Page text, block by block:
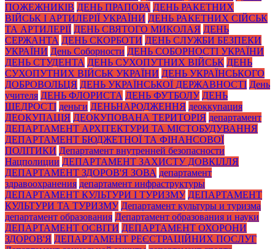
ПОЖЕЖНИКІВ ДЕНЬ ПРАПОРА ДЕНЬ РАКЕТНИХ
ВІЙСЬК І АРТИЛЕРІЇ УКРАЇНИ ДЕНЬ РАКЕТНИХ СІЙСЬК
ТА АРТИЛЕРІЇ ДЕНЬ СВЯТОГО МИКОЛАЯ ДЕНЬ
СЕРЖАНТА ДЕНЬ СКОРБОТИ ДЕНЬ СЛУЖБИ БЕЗПЕКИ
УКРАЇНИ День Соборности ДЕНЬ СОБОРНОСТІ УКРАЇНИ
ДЕНЬ СТУДЕНТА ДЕНЬ СУХОПУТНИХ ВІЙСЬК ДЕНЬ
СУХОПУТНИХ ВІЙСЬК УКРАЇНИ ДЕНЬ УКРАЇНСЬКОГО
ДОБРОВОЛЬЦЯ ДЕНЬ УКРАЇНСЬКОЇ ДЕРЖАВНОСТІ День
учителя ДЕНЬ ФЛОРИСТА ДЕНЬ ФУТБОЛУ ДЕНЬ
ЩЕДРОСТІ деньги ДЕНЬНАРОДЖЕННЯ деоккупация
ДЕОКУПАЦІЯ ДЕОКУПОВАНА ТЕРИТОРІЯ департамент
ДЕПАРТАМЕНТ АРХІТЕКТУРИ ТА МІСТОБУДУВАННЯ
ДЕПАРТАМЕНТ БЮДЖЕТНОЇ ТА ФІНАНСОВОЇ
ПОЛІТИКИ Департамент внутренней безопасности
Нацполиции ДЕПАРТАМЕНТ ЗАХИСТУ ДОВКІЛЛЯ
ДЕПАРТАМЕНТ ЗДОРОВ'Я ЗОВА департамент
здравоохранения департамент инфраструктуры
ДЕПАРТАМЕНТ КУЛЬТУРИ І ТУРИЗМУ ДЕПАРТАМЕНТ
КУЛЬТУРИ ТА ТУРИЗМУ Департамент культуры и туризма
департамент образования Департамент образования и науки
ДЕПАРТАМЕНТ ОСВІТИ ДЕПАРТАМЕНТ ОХОРОНИ
ЗДОРОВ'Я ДЕПАРТАМЕНТ РЕЄСТРАЦІЙНИХ ПОСЛУГ